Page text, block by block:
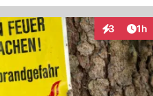
3 1h